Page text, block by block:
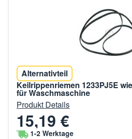
Alternativteil
Keilrippenriemen 1233PJ5E
für Waschmaschine
Produkt Details
15,19 €
1-2 Werktage